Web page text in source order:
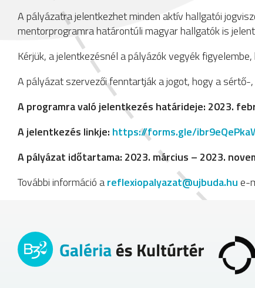
A pályázatra jelentkezhet minden aktív hallgatói
mentorprogramra határontúli magyar hallgatók is
Kérjük, a jelentkezésnél a pályázók vegyék
A pályázat szervezői fenntartják a jogot, hogy a
A programra való jelentkezés határideje: 2023.
A jelentkezés linkje: https://forms.gle/
A pályázat időtartama: 2023. március – 2023.
További információ areflexiopalyazat@ujbuda.hue-